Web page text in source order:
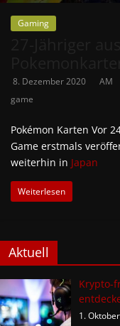
Gaming
8. Dezember 2020 AM
game
Pokémon Karten Vor
Game erstmals
weiterhin in Japan
Weiterlesen
Aktuell
Krypto-
1.